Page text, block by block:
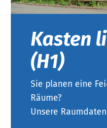
Kasten
(H1)
Sie planen eine
Räume?
Unsere